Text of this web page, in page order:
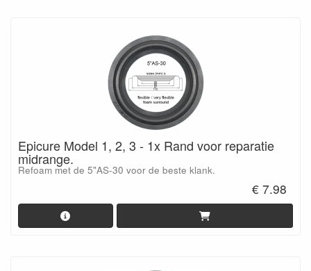
Epicure Model 1, 2, 3 - 1x Rand voor reparatie
midrange.
Refoam met de 5"AS-30 voor de beste klank.
€ 7.98